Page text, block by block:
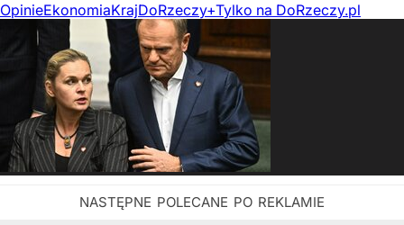
OpinieEkonomiaKrajDoRzeczy+Tylko na DoRzeczy.pl